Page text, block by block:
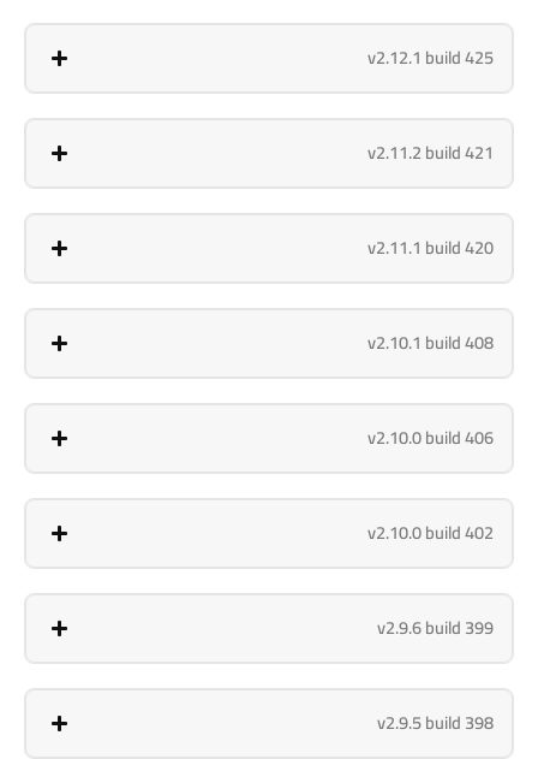
v2.12.1 build 425
v2.11.2 build 421
v2.11.1 build 420
v2.10.1 build 408
v2.10.0 build 406
v2.10.0 build 402
v2.9.6 build 399
v2.9.5 build 398